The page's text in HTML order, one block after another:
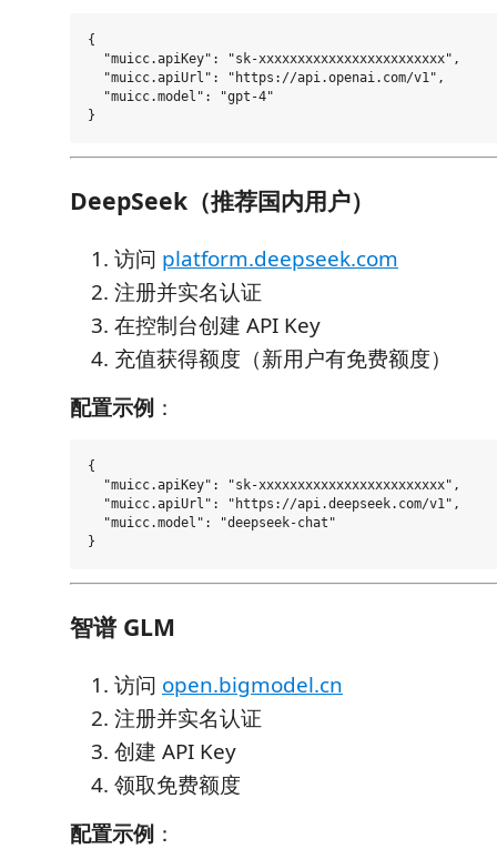
{
  "muicc.apiKey": "sk-xxxxxxxxxxxxxxxxxxxxxxxx",
  "muicc.apiUrl": "https://api.openai.com/v1",
  "muicc.model": "gpt-4"
DeepSeek（推荐国内用户）
访问 platform.deepseek.com
注册并实名认证
在控制台创建 API Key
充值获得额度（新用户有免费额度）
配置示例 ：
{
  "muicc.apiKey": "sk-xxxxxxxxxxxxxxxxxxxxxxxx",
  "muicc.apiUrl": "https://api.deepseek.com/v1",
  "muicc.model": "deepseek-chat"
智谱 GLM
访问 open.bigmodel.cn
注册并实名认证
创建 API Key
领取免费额度
配置示例 ：